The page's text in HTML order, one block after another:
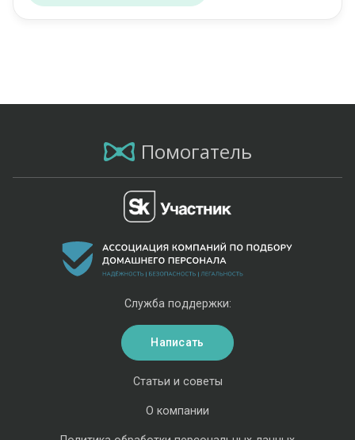
Помогатель
Статьи и советы
О компании
Служба поддержки:
Написать